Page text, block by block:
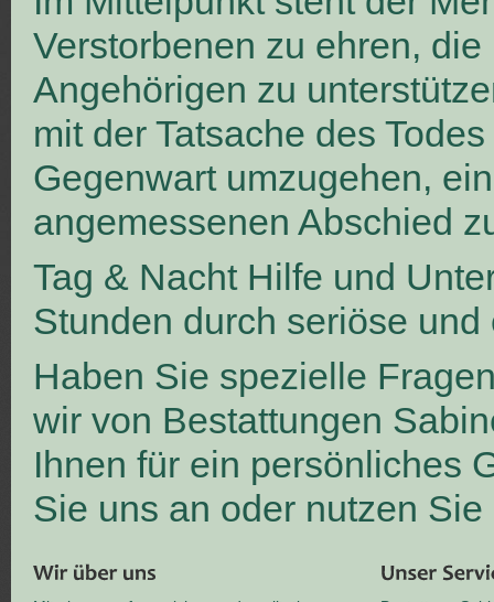
Verstorbenen zu ehren, die
Angehörigen zu
mit der Tatsache des
Gegenwart umzugehen,
angemessenen Abschied
Tag & Nacht Hilfe und
Stunden durch seriöse
Haben Sie spezielle
wir von Bestattungen
Ihnen für ein persönliches
Sie uns an oder nutzen